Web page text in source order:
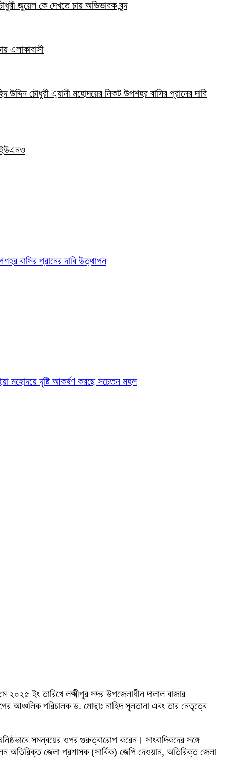
জুয়েল কে দেখতে চায় অভিভাবক বৃন্দ
এলাকাবাসী
চৌধুরী এ্যানী মহোদয়ের নিকট উপশহর বাসির প্রানের দাবি
ইউএনও
বাসির প্রানের দাবি উত্থাপন
মহোদয়ে দৃষ্টি আকর্ষণ করছে সচেতন মহল
২০২৫ ইং তারিখে লক্ষ্মীপুর সদর উপজেলাধীন দালাল বাজার
আঞ্চলিক পরিচালক ড. মোছাঃ নাহিদ সুলতানা এবং তার নেতৃত্বে
সমন্বয়ের ওপর গুরুত্বারোপ করেন। সাংবাদিকদের সঙ্গে
জেলা প্রশাসক (সার্বিক) জেপি দেওয়ান, অতিরিক্ত জেলা